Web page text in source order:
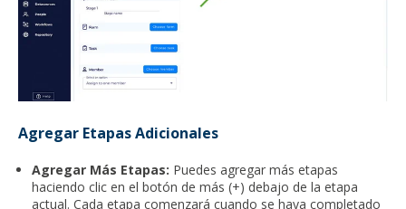
Agregar Etapas Adicionales
Agregar Más Etapas: Puedes agregar más etapas
haciendo clic en el botón de más (+) debajo de la etapa
actual. Cada etapa comenzará cuando se haya completado